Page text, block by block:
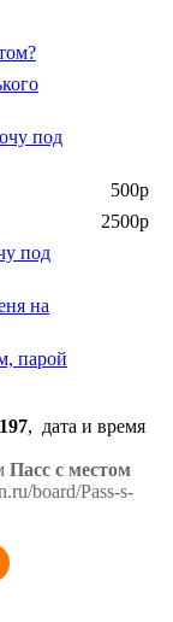
под
500р
2500р
под
на
парой
197, дата и время
Пасс с местом
board/Pass-s-